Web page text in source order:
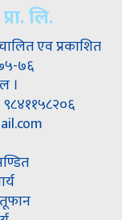
लि.
एव प्रकाशित
७६
।